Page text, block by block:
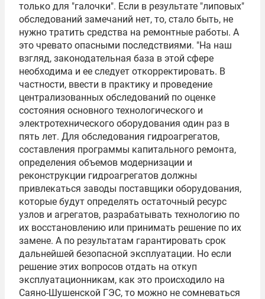
только для "галочки". Если в результате "липовых"
обследований замечаний нет, то, стало быть, не
нужно тратить средства на ремонтные работы. А
это чревато опасными последствиями. "На наш
взгляд, законодательная база в этой сфере
необходима и ее следует откорректировать. В
частности, ввести в практику и проведение
централизованных обследований по оценке
состояния основного технологического и
электротехнического оборудования один раз в
пять лет. Для обследования гидроагрегатов,
составления программы капитального ремонта,
определения объемов модернизации и
реконструкции гидроагрегатов должны
привлекаться заводы поставщики оборудования,
которые будут определять остаточный ресурс
узлов и агрегатов, разрабатывать технологию по
их восстановлению или принимать решение по их
замене. А по результатам гарантировать срок
дальнейшей безопасной эксплуатации. Но если
решение этих вопросов отдать на откуп
эксплуатационникам, как это происходило на
Саяно-Шушенской ГЭС, то можно не сомневаться